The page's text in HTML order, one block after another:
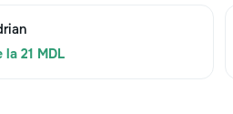
la 21 MDL